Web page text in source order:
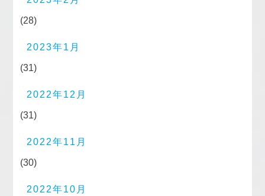
(28)
2023年1月
(31)
2022年12月
(31)
2022年11月
(30)
2022年10月